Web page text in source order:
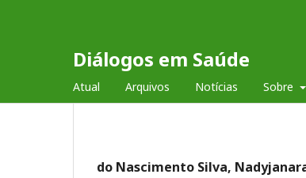
Diálogos em Saúde
Atual Arquivos Notícias Sobre
do Nascimento Silva,